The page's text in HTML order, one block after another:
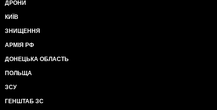
ДРОНИ
КИЇВ
ЗНИЩЕННЯ
АРМІЯ РФ
ДОНЕЦЬКА ОБЛАСТЬ
ПОЛЬЩА
ЗСУ
ГЕНШТАБ ЗС